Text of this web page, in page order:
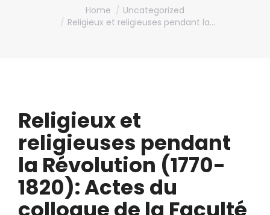
Home
Uncategorized
Religieux et religieuses pendant la…
Religieux et
religieuses pendant
la Révolution (1770-
1820): Actes du